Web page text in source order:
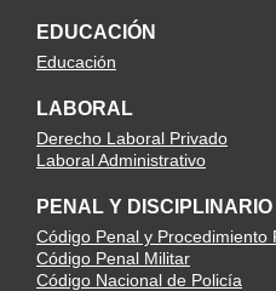
EDUCACIÓN
Educación
LABORAL
Derecho Laboral Privado
Laboral Administrativo
PENAL Y DISCIPLINARIO
Código Penal y Procedimiento
Código Penal Militar
Código Nacional de Policía